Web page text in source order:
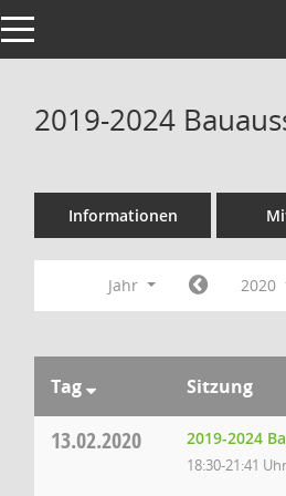
Toggle navigation
2019-2024
Informationen
Jahr 2020
Tag Sitzung
13.02.2020 2019-2024
18:30-21:41 Uhr